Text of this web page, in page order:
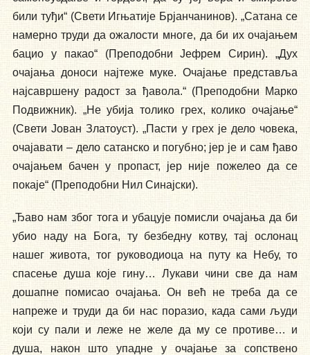
били туђи“ (Свети Игњатије Брјанчанинов). „Сатана се
намерно труди да ожалости многе, да би их очајањем
бацио у пакао“ (Преподобни Јефрем Сирин). „Дух
очајања доноси најтеже муке. Очајање представља
најсавршену радост за ђавола.“ (Преподобни Марко
Подвижник). „Не убија толико грех, колико очајање“
(Свети Јован Златоуст). „Пасти у грех је дело човека,
очајавати – дело сатанско и погубно; јер је и сам ђаво
очајањем бачен у пропаст, јер није пожелео да се
покаје“ (Преподобни Нил Синајски).
„Ђаво нам због тога и убацује помисли очајања да би
убио наду на Бога, ту безбедну котву, тај ослонац
нашег живота, тог руководиоца на путу ка Небу, то
спасење душа које гину… Лукави чини све да нам
дошапне помисао очајања. Он већ не треба да се
напреже и труди да би нас поразио, када сами људи
који су пали и леже не желе да му се противе… и
душа, након што упадне у очајање за сопствено